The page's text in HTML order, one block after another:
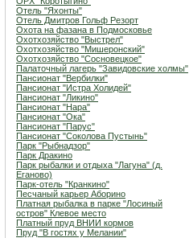
Отель "Яхонты"
Отель Дмитров Гольф Резорт
Охота на фазана в Подмосковье
Охотхозяйство "Выстрел"
Охотхозяйство "Мишеронский"
Охотхозяйство "Сосновецкое"
Палаточный лагерь "Завидовские холмы"
Пансионат "Вербилки"
Пансионат "Истра Холидей"
Пансионат "Ликино"
Пансионат "Нара"
Пансионат "Ока"
Пансионат "Парус"
Пансионат "Соколова Пустынь"
Парк "Рыбнадзор"
Парк Дракино
Парк рыбалки и отдыха "Лагуна" (д.
Еганово)
Парк-отель "Кранкино"
Песчаный карьер Аборино
Платная рыбалка в парке "Лосиный
остров" Клевое место
Платный пруд ВНИИ кормов
Пруд "В гостях у Мелании"